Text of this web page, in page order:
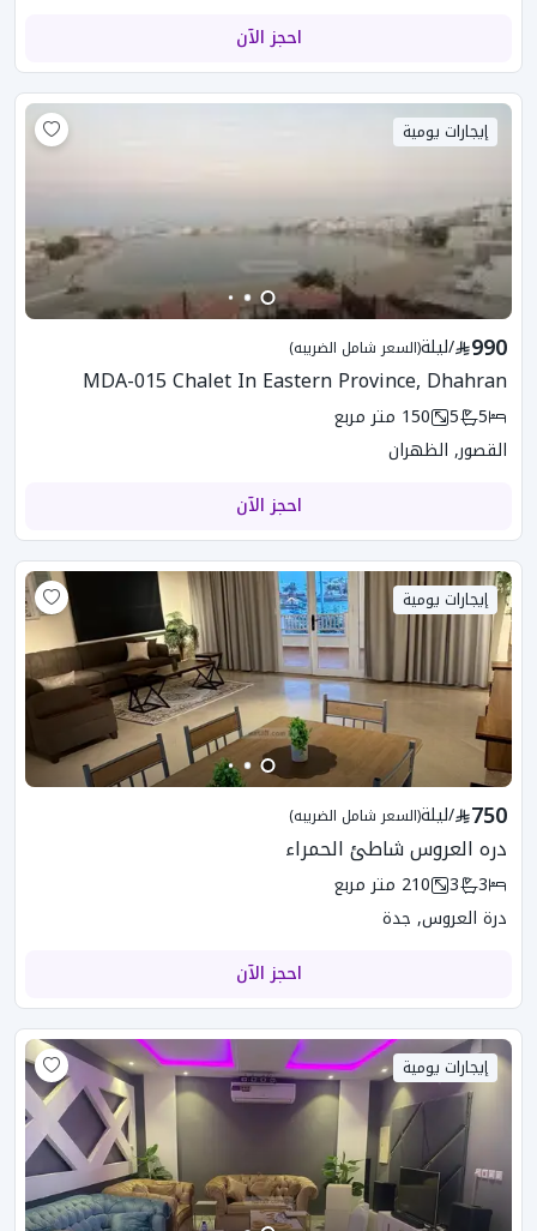
احجز الآن
إيجارات يومية
990
/ليلة(السعر شامل الضريبه)
MDA-015 Chalet In Eastern Province, Dhahran
5
5
150 متر مربع
القصور, الظهران
احجز الآن
إيجارات يومية
750
/ليلة(السعر شامل الضريبه)
دره العروس شاطئ الحمراء
3
3
210 متر مربع
درة العروس, جدة
احجز الآن
إيجارات يومية